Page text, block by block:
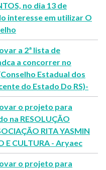
no dia 13 de
interesse em utilizar O
a 2ª lista de
a concorrer no
Estadual dos
do Estado Do RS)-
o projeto para
na RESOLUÇÃO
RITA YASMIN
E CULTURA - Aryaec
o projeto para